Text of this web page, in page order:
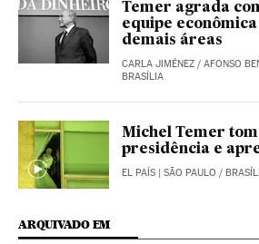
Temer agrada
equipe
demais áreas
CARLA JIMÉNEZ / AFONSO
BRASÍLIA
Michel Temer
presidência e
EL PAÍS | SÃO PAULO /
ARQUIVADO EM